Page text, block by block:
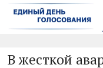
В жесткой